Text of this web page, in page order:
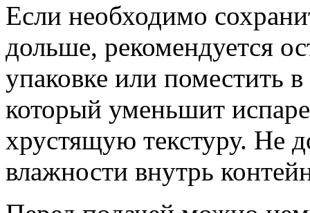
Если необходимо
дольше, рекомендуется
упаковке или поместить
который уменьшит
хрустящую текстуру. Не
влажности внутрь